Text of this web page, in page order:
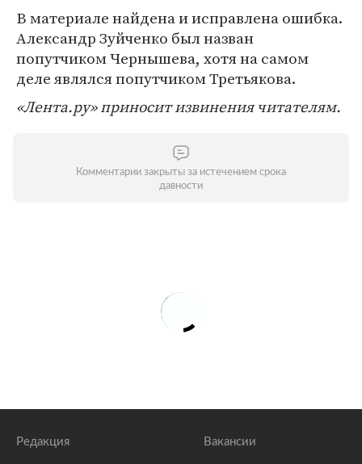
В материале найдена и исправлена ошибка.
Александр Зуйченко был назван
попутчиком Чернышева, хотя на самом
деле являлся попутчиком Третьякова.
«Лента.ру» приносит извинения читателям.
Комментарии закрыты за истечением срока
давности
Редакция Вакансии